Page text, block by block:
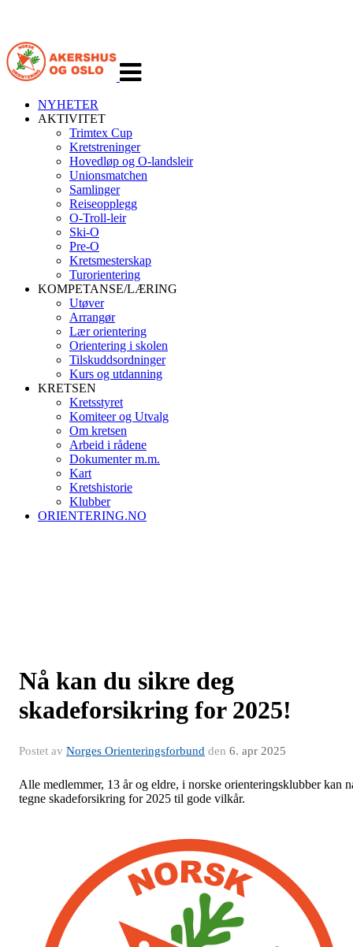
navigasjon
NYHETER
AKTIVITET
Trimtex Cup
Kretstreninger
Hovedløp og O-landsleir
Unionsmatchen
Samlinger
Reiseopplegg
O-Troll-leir
Ski-O
Pre-O
Kretsmesterskap
Turorientering
KOMPETANSE/LÆRING
Utøver
Arrangør
Lær orientering
Orientering i skolen
Tilskuddsordninger
Kurs og utdanning
KRETSEN
Kretsstyret
Komiteer og Utvalg
Om kretsen
Arbeid i rådene
Dokumenter m.m.
Kart
Kretshistorie
Klubber
ORIENTERING.NO
Nå kan du sikre deg
skadeforsikring for 2025!
Postet av Norges Orienteringsforbund den 6. apr 2025
Alle medlemmer, 13 år og eldre, i norske orienteringsklubber kan
tegne skadeforsikring for 2025 til gode vilkår.